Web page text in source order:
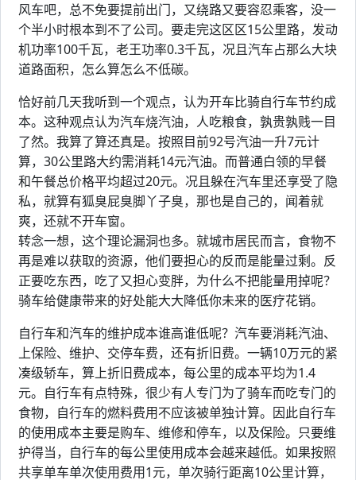
风车吧，总不免要提前出门，又绕路又要容忍乘客，没一
个半小时根本到不了公司。要走完这区区15公里路，发动
机功率100千瓦，老王功率0.3千瓦，况且汽车占那么大块
道路面积，怎么算怎么不低碳。
恰好前几天我听到一个观点，认为开车比骑自行车节约成
本。这种观点认为汽车烧汽油，人吃粮食，孰贵孰贱一目
了然。我算了算还真是。按照目前92号汽油一升7元计
算，30公里路大约需消耗14元汽油。而普通白领的早餐
和午餐总价格平均超过20元。况且躲在汽车里还享受了隐
私，就算有狐臭屁臭脚丫子臭，那也是自己的，闻着就
爽，还就不开车窗。
转念一想，这个理论漏洞也多。就城市居民而言，食物不
再是难以获取的资源，他们要担心的反而是能量过剩。反
正要吃东西，吃了又担心变胖，为什么不把能量用掉呢？
骑车给健康带来的好处能大大降低你未来的医疗花销。
自行车和汽车的维护成本谁高谁低呢？汽车要消耗汽油、
上保险、维护、交停车费，还有折旧费。一辆10万元的紧
凑级轿车，算上折旧费成本，每公里的成本平均为1.4
元。自行车有点特殊，很少有人专门为了骑车而吃专门的
食物，自行车的燃料费用不应该被单独计算。因此自行车
的使用成本主要是购车、维修和停车，以及保险。只要维
护得当，自行车的每公里使用成本会越来越低。如果按照
共享单车单次使用费用1元，单次骑行距离10公里计算，